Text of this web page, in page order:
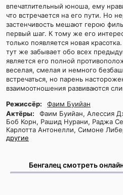
впечатлительный юноша, ему
что встречается на его пути. Но
застенчивость мешают герою
первый шаг. К тому же его
только появляется новая
тут же забывает обо всех
является его полной
веселая, смелая и немного
встречаться, но парень
взаимоотношения развиваются
Режиссёр:
Фаим Буийан
Актёры:
Фаим Буийан, Алессия
Боб Корн, Рашид Нурани, Раджа
Карлотта Антонелли, Симоне
другие
Бенгалец смотреть